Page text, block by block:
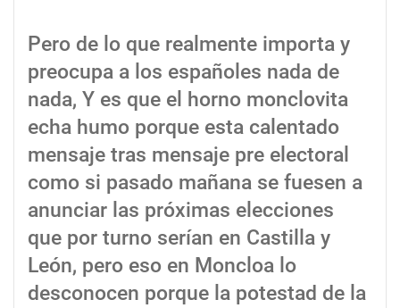
Pero de lo que realmente importa y
preocupa a los españoles nada de
nada, Y es que el horno monclovita
echa humo porque esta calentado
mensaje tras mensaje pre electoral
como si pasado mañana se fuesen a
anunciar las próximas elecciones
que por turno serían en Castilla y
León, pero eso en Moncloa lo
desconocen porque la potestad de la